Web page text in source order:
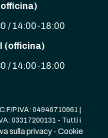
/ 14:00-18:00
(officina)
/ 14:00-18:00
P.IVA: 04946710961 |
03317200131 - Tutti i
sulla privacy - Cookie